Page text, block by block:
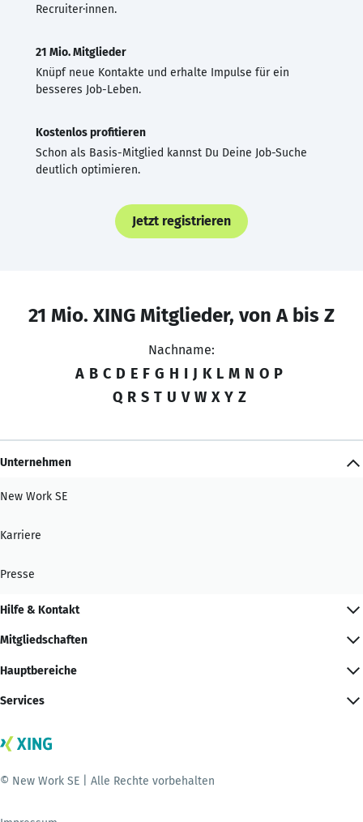
Recruiter·innen.
21 Mio. Mitglieder
Knüpf neue Kontakte und erhalte Impulse für ein
besseres Job-Leben.
Kostenlos profitieren
Schon als Basis-Mitglied kannst Du Deine Job-Suche
deutlich optimieren.
Jetzt registrieren
21 Mio. XING Mitglieder, von A bis Z
Nachname:
A B C D E F G H I J K L M N O P
Q R S T U V W X Y Z
Unternehmen
New Work SE
Karriere
Presse
Hilfe & Kontakt
Mitgliedschaften
Hauptbereiche
Services
© New Work SE | Alle Rechte vorbehalten